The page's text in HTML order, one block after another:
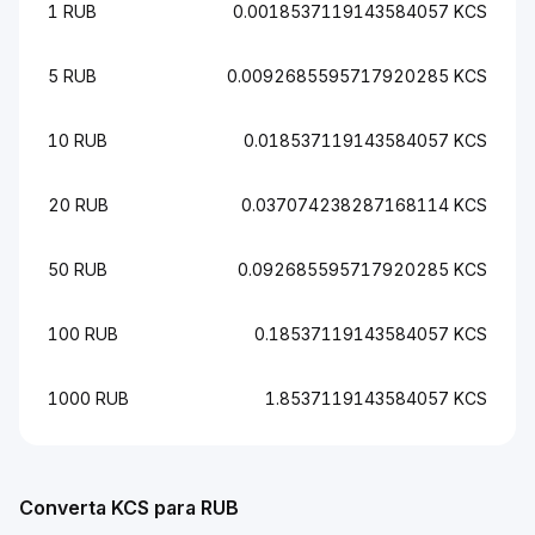
Converta KCS para RUB
1 RUB 0.0018537119143584057 KCS
5 RUB 0.0092685595717920285 KCS
10 RUB 0.018537119143584057 KCS
20 RUB 0.037074238287168114 KCS
50 RUB 0.092685595717920285 KCS
100 RUB 0.18537119143584057 KCS
1000 RUB 1.8537119143584057 KCS